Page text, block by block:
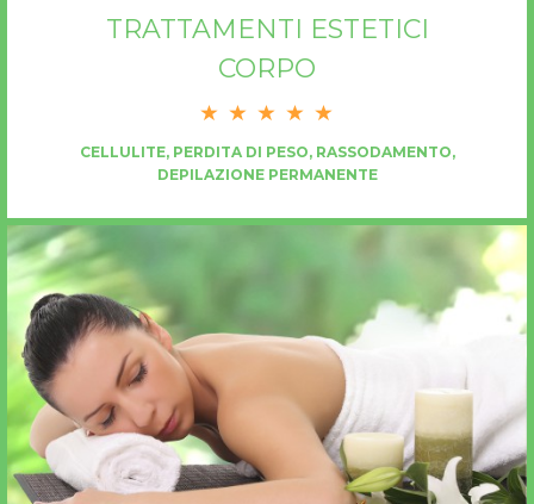
TRATTAMENTI ESTETICI
CORPO
CELLULITE, PERDITA DI PESO, RASSODAMENTO,
DEPILAZIONE PERMANENTE